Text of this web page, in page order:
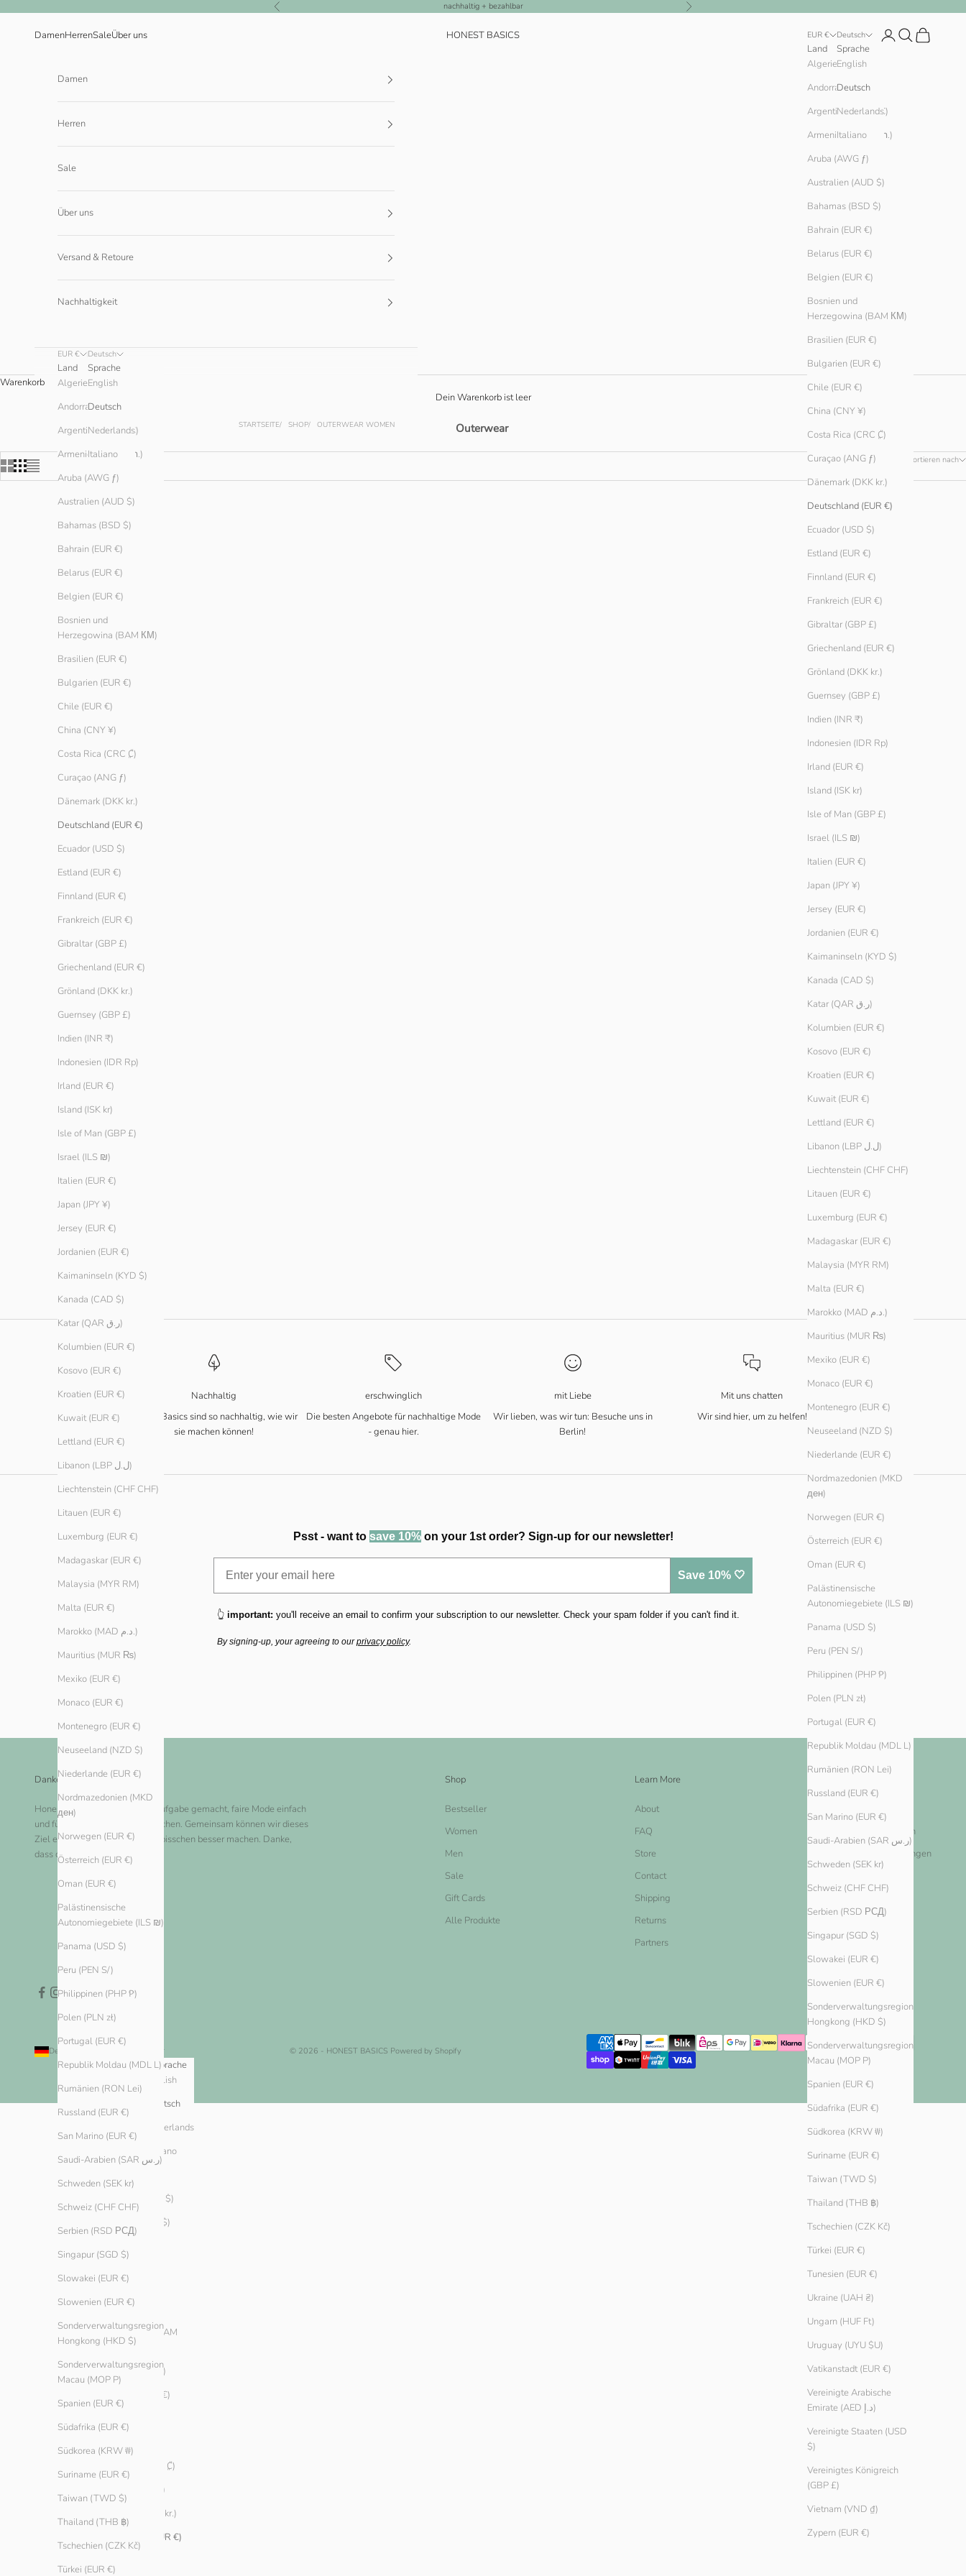
Zurück nachhaltig + bezahlbar Vor
HONEST BASICS
DamenHerrenSaleÜber uns EUR €
Land
Andorra (EUR €)
Argentinien (EUR €)
Armenien (AMD դր.)
Aruba (AWG ƒ)
Australien (AUD $)
Bahamas (BSD $)
Bahrain (EUR €)
Belarus (EUR €)
Belgien (EUR €)
Bosnien und
Herzegowina (BAM КМ)
Brasilien (EUR €)
Bulgarien (EUR €)
Chile (EUR €)
China (CNY ¥)
Costa Rica (CRC ₡)
Curaçao (ANG ƒ)
Dänemark (DKK kr.)
Deutschland (EUR €)
Ecuador (USD $)
Estland (EUR €)
Finnland (EUR €)
Frankreich (EUR €)
Gibraltar (GBP £)
Griechenland (EUR €)
Grönland (DKK kr.)
Guernsey (GBP £)
Indien (INR ₹)
Indonesien (IDR Rp)
Irland (EUR €)
Island (ISK kr)
Isle of Man (GBP £)
Israel (ILS ₪)
Italien (EUR €)
Japan (JPY ¥)
Jersey (EUR €)
Jordanien (EUR €)
Kaimaninseln (KYD $)
Kanada (CAD $)
Katar (QAR ر.ق)
Kolumbien (EUR €)
Kosovo (EUR €)
Kroatien (EUR €)
Kuwait (EUR €)
Lettland (EUR €)
Libanon (LBP ل.ل)
Liechtenstein (CHF CHF)
Litauen (EUR €)
Luxemburg (EUR €)
Madagaskar (EUR €)
Malaysia (MYR RM)
Malta (EUR €)
Marokko (MAD د.م.)
Mauritius (MUR ₨)
Mexiko (EUR €)
Monaco (EUR €)
Montenegro (EUR €)
Neuseeland (NZD $)
Niederlande (EUR €)
Nordmazedonien (MKD
ден)
Norwegen (EUR €)
Österreich (EUR €)
Oman (EUR €)
Palästinensische
Autonomiegebiete (ILS ₪)
Panama (USD $)
Peru (PEN S/)
Philippinen (PHP ₱)
Polen (PLN zł)
Portugal (EUR €)
Republik Moldau (MDL L)
Rumänien (RON Lei)
Russland (EUR €)
San Marino (EUR €)
Saudi-Arabien (SAR ر.س)
Schweden (SEK kr)
Schweiz (CHF CHF)
Serbien (RSD РСД)
Singapur (SGD $)
Slowakei (EUR €)
Slowenien (EUR €)
Sonderverwaltungsregion
Hongkong (HKD $)
Sonderverwaltungsregion
Macau (MOP P)
Spanien (EUR €)
Südafrika (EUR €)
Südkorea (KRW ₩)
Suriname (EUR €)
Taiwan (TWD $)
Thailand (THB ฿)
Tschechien (CZK Kč)
Türkei (EUR €)
Tunesien (EUR €)
Ukraine (UAH ₴)
Ungarn (HUF Ft)
Uruguay (UYU $U)
Vatikanstadt (EUR €)
Vereinigte Arabische
Emirate (AED د.إ)
Vereinigte Staaten (USD
$)
Vereinigtes Königreich
(GBP £)
Vietnam (VND ₫)
Zypern (EUR €)
Deutsch
Sprache
English
Deutsch
Nederlands
Italiano
Anmelden
SuchenWarenkorb
Damen
Herren
Sale
Über uns
Versand & Retoure
Nachhaltigkeit
EUR €
Land
Andorra (EUR €)
Argentinien (EUR €)
Armenien (AMD դր.)
Aruba (AWG ƒ)
Australien (AUD $)
Bahamas (BSD $)
Bahrain (EUR €)
Belarus (EUR €)
Belgien (EUR €)
Bosnien und
Herzegowina (BAM КМ)
Brasilien (EUR €)
Bulgarien (EUR €)
Chile (EUR €)
China (CNY ¥)
Costa Rica (CRC ₡)
Curaçao (ANG ƒ)
Dänemark (DKK kr.)
Deutschland (EUR €)
Ecuador (USD $)
Estland (EUR €)
Finnland (EUR €)
Frankreich (EUR €)
Gibraltar (GBP £)
Griechenland (EUR €)
Grönland (DKK kr.)
Guernsey (GBP £)
Indien (INR ₹)
Indonesien (IDR Rp)
Irland (EUR €)
Island (ISK kr)
Isle of Man (GBP £)
Israel (ILS ₪)
Italien (EUR €)
Japan (JPY ¥)
Jersey (EUR €)
Jordanien (EUR €)
Kaimaninseln (KYD $)
Kanada (CAD $)
Katar (QAR ر.ق)
Kolumbien (EUR €)
Kosovo (EUR €)
Kroatien (EUR €)
Kuwait (EUR €)
Lettland (EUR €)
Libanon (LBP ل.ل)
Liechtenstein (CHF CHF)
Litauen (EUR €)
Luxemburg (EUR €)
Madagaskar (EUR €)
Malaysia (MYR RM)
Malta (EUR €)
Marokko (MAD د.م.)
Mauritius (MUR ₨)
Mexiko (EUR €)
Monaco (EUR €)
Montenegro (EUR €)
Neuseeland (NZD $)
Niederlande (EUR €)
Nordmazedonien (MKD
ден)
Norwegen (EUR €)
Österreich (EUR €)
Oman (EUR €)
Palästinensische
Autonomiegebiete (ILS ₪)
Panama (USD $)
Peru (PEN S/)
Philippinen (PHP ₱)
Polen (PLN zł)
Portugal (EUR €)
Republik Moldau (MDL L)
Rumänien (RON Lei)
Russland (EUR €)
San Marino (EUR €)
Saudi-Arabien (SAR ر.س)
Schweden (SEK kr)
Schweiz (CHF CHF)
Serbien (RSD РСД)
Singapur (SGD $)
Slowakei (EUR €)
Slowenien (EUR €)
Sonderverwaltungsregion
Hongkong (HKD $)
Sonderverwaltungsregion
Macau (MOP P)
Spanien (EUR €)
Südafrika (EUR €)
Südkorea (KRW ₩)
Suriname (EUR €)
Taiwan (TWD $)
Thailand (THB ฿)
Tschechien (CZK Kč)
Türkei (EUR €)
Deutsch
Sprache
English
Deutsch
Nederlands
Italiano
Warenkorb
Dein Warenkorb ist leer
STARTSEITE SHOP OUTERWEAR WOMEN Outerwear
Sortieren nach
Angebot
€ 39.90
Glacier
Schwarz
Angebot
€ 29.90
Nachhaltig
Unsere Basics sind so nachhaltig, wie wir
sie machen können!
erschwinglich
Die besten Angebote für nachhaltige Mode
- genau hier.
mit Liebe
Wir lieben, was wir tun: Besuche uns in
Berlin!
Mit uns chatten
Wir sind hier, um zu helfen!
Psst - want to save 10%on your 1st order? Sign-up for our newsletter!
Save 10% 🤍
👆 important: you'll receive an email to confirm your subscription to our newsletter. Check your spam folder if you can't find it.
By signing-up, your agreeing to ourprivacy policy.
Danke dir!
Honest Basics hat es sich zur Aufgabe gemacht, faire Mode einfach
und für jeden zugänglich zu machen. Gemeinsam können wir dieses
Ziel erreichen und die Welt ein bisschen besser machen. Danke,
dass du bei uns einkaufst!
Shop
Bestseller
Women
Men
Sale
Gift Cards
Alle Produkte
Learn More
About
FAQ
Store
Contact
Shipping
Returns
Partners
Nutzungsbestimmungen
Datenschutz-Bestimmungen
Deutschland (EUR €)
Land
Algerien (DZD د.ج)
Argentinien (EUR €)
Armenien (AMD դր.)
Australien (AUD $)
Bahamas (BSD $)
Herzegowina (BAM
КМ)
Brasilien (EUR €)
Bulgarien (EUR €)
Costa Rica (CRC ₡)
Curaçao (ANG ƒ)
Dänemark (DKK kr.)
Deutschland (EUR €)
Sprache
English
Deutsch
Nederlands
Italiano
© 2026 - HONEST BASICS Powered by Shopify